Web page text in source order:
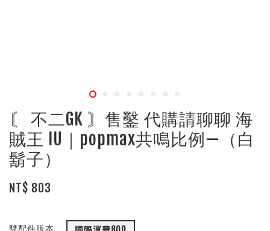
〘 不二GK 〙售鑿 代購請聊聊 海
賊王 IU｜popmax共鳴比例—（白
鬍子）
NT$ 803
雙配件版本